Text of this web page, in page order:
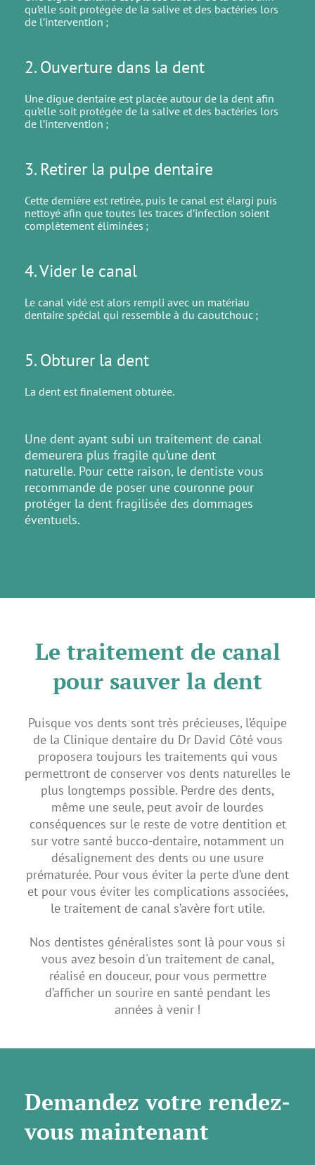
qu’elle soit protégée de la salive et des bactéries lors
de l’intervention ;
2. Ouverture dans la dent
Une digue dentaire est placée autour de la dent afin
qu’elle soit protégée de la salive et des bactéries lors
de l’intervention ;
3. Retirer la pulpe dentaire
Cette dernière est retirée, puis le canal est élargi puis
nettoyé afin que toutes les traces d’infection soient
complètement éliminées ;
4. Vider le canal
Le canal vidé est alors rempli avec un matériau
dentaire spécial qui ressemble à du caoutchouc ;
5. Obturer la dent
La dent est finalement obturée.
Une dent ayant subi un traitement de canal
demeurera plus fragile qu’une dent
naturelle. Pour cette raison, le dentiste vous
recommande de poser une couronne pour
protéger la dent fragilisée des dommages
éventuels.
Le traitement de canal
pour sauver la dent
Puisque vos dents sont très précieuses, l’équipe
de la Clinique dentaire du Dr David Côté vous
proposera toujours les traitements qui vous
permettront de conserver vos dents naturelles le
plus longtemps possible. Perdre des dents,
même une seule, peut avoir de lourdes
conséquences sur le reste de votre dentition et
sur votre santé bucco-dentaire, notamment un
désalignement des dents ou une usure
prématurée. Pour vous éviter la perte d’une dent
et pour vous éviter les complications associées,
le traitement de canal s’avère fort utile.
Nos dentistes généralistes sont là pour vous si
vous avez besoin d'un traitement de canal,
réalisé en douceur, pour vous permettre
d’afficher un sourire en santé pendant les
années à venir !
Demandez votre rendez-
vous maintenant